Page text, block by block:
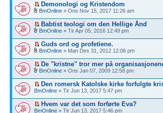
Demonologi og Kristendom
BmOnline » Ons Nov 15, 2017 11:26 am
Babtist teologi om den Hellige Ånd
BmOnline » Tir Apr 05, 2016 12:49 pm
Guds ord og profetiene.
BmOnline » Man Des 31, 2012 12:06 pm
De "kristne" tror mer på
BmOnline » Ons Jan 07, 2009 12:58 pm
Den romersk Katolske kirke forfulgte
BmOnline » Tir Jun 13, 2017 5:47 pm
Hvem var det som forførte Eva?
BmOnline » Tir Jun 13, 2017 5:46 pm